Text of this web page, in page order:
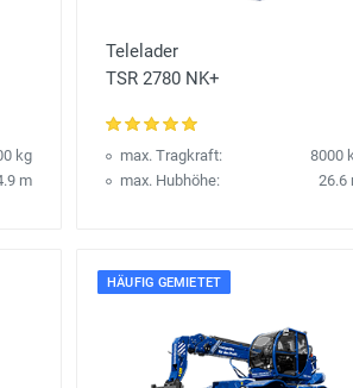
kg
m
Telelader
TSR 2780 NK+
max. Tragkraft:
8000
max. Hubhöhe:
26.6
HÄUFIG GEMIETET